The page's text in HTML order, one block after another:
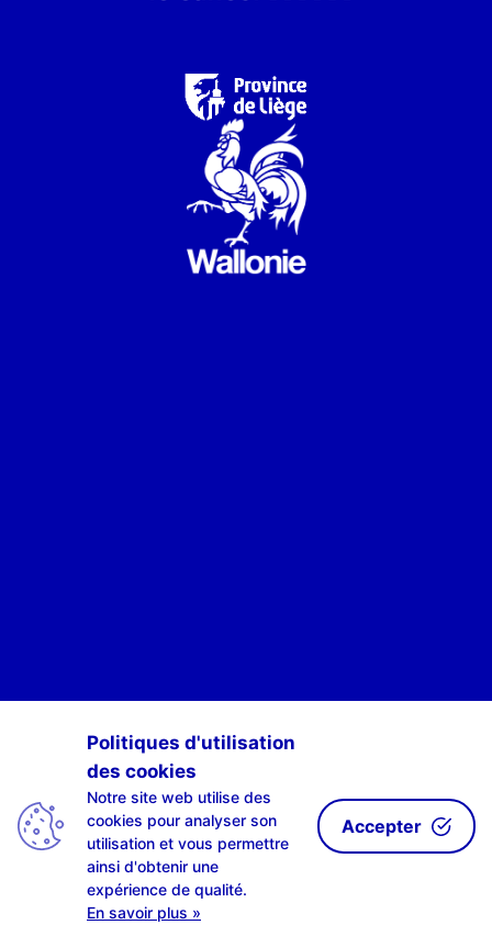
POUR ÊTRE INFORMÉ·E·S DES ACTIVITÉS DE SCAN-R
S'INSCRIRE À NOTRE NEWSLETTE-R
| design byLAHPLABwith the
Politiques d'utilisation
des cookies
Notre site web utilise des
cookies pour analyser son
utilisation et vous permettre
ainsi d'obtenir une
expérience de qualité.
En savoir plus »
Accepter